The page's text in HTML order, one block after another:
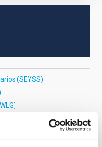
(SEYSS)